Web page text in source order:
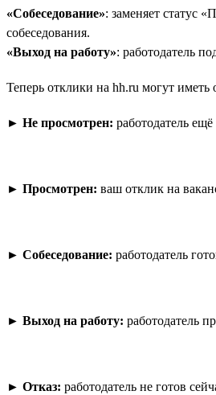
«Собеседование»: заменяет статус
собеседования.
«Выход на работу»: работодатель
Теперь отклики на hh.ru могут иметь
► Не просмотрен: работодатель
► Просмотрен: ваш отклик на
► Собеседование: работодатель
► Выход на работу: работодатель
► Отказ: работодатель не готов